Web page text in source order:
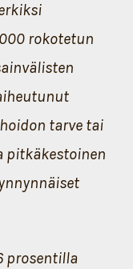
rokotetun
tarve tai
pitkäkestoinen
prosentilla